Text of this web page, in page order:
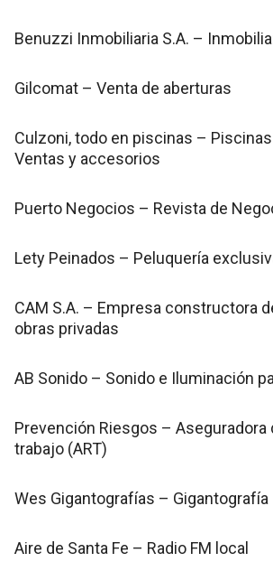
Benuzzi Inmobiliaria S.A. –
Gilcomat – Venta de aberturas
Culzoni, todo en piscinas –
Ventas y accesorios
Puerto Negocios – Revista de
Lety Peinados – Peluquería
CAM S.A. – Empresa constructora
obras privadas
AB Sonido – Sonido e Iluminación
Prevención Riesgos – Aseguradora
trabajo (ART)
Wes Gigantografías – Gigantografía
Aire de Santa Fe – Radio FM local